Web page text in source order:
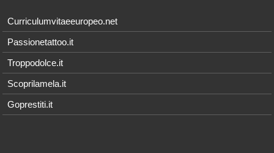
Curriculumvitaeeuropeo.net
Passionetattoo.it
Troppodolce.it
Scoprilamela.it
Goprestiti.it